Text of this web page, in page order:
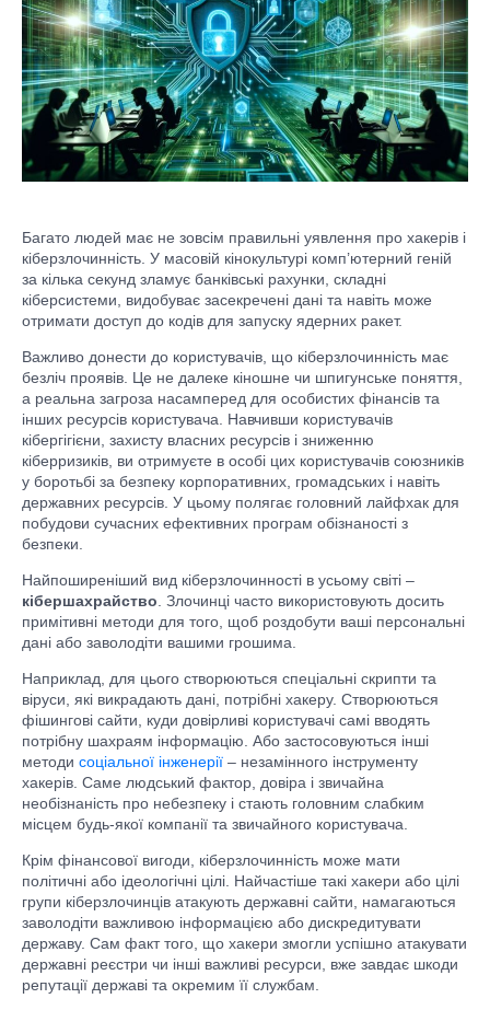
Багато людей має не зовсім правильні уявлення про хакерів і
кіберзлочинність. У масовій кінокультурі комп’ютерний геній
за кілька секунд зламує банківські рахунки, складні
кіберсистеми, видобуває засекречені дані та навіть може
отримати доступ до кодів для запуску ядерних ракет.
Важливо донести до користувачів, що кіберзлочинність має
безліч проявів. Це не далеке кіношне чи шпигунське поняття,
а реальна загроза насамперед для особистих фінансів та
інших ресурсів користувача. Навчивши користувачів
кібергігієни, захисту власних ресурсів і зниженню
кіберризиків, ви отримуєте в особі цих користувачів союзників
у боротьбі за безпеку корпоративних, громадських і навіть
державних ресурсів. У цьому полягає головний лайфхак для
побудови сучасних ефективних програм обізнаності з
безпеки.
Найпоширеніший вид кіберзлочинності в усьому світі –
кібершахрайство . Злочинці часто використовують досить
примітивні методи для того, щоб роздобути ваші персональні
дані або заволодіти вашими грошима.
Наприклад, для цього створюються спеціальні скрипти та
віруси, які викрадають дані, потрібні хакеру. Створюються
фішингові сайти, куди довірливі користувачі самі вводять
потрібну шахраям інформацію. Або застосовуються інші
методи соціальної інженерії – незамінного інструменту
хакерів. Саме людський фактор, довіра і звичайна
необізнаність про небезпеку і стають головним слабким
місцем будь-якої компанії та звичайного користувача.
Крім фінансової вигоди, кіберзлочинність може мати
політичні або ідеологічні цілі. Найчастіше такі хакери або цілі
групи кіберзлочинців атакують державні сайти, намагаються
заволодіти важливою інформацією або дискредитувати
державу. Сам факт того, що хакери змогли успішно атакувати
державні реєстри чи інші важливі ресурси, вже завдає шкоди
репутації державі та окремим її службам.